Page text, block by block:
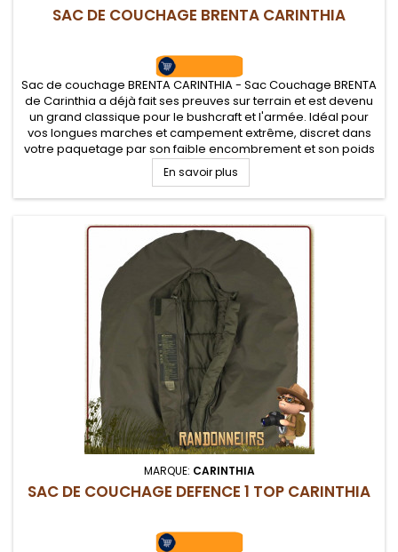
SAC DE COUCHAGE BRENTA CARINTHIA
Sac de couchage BRENTA CARINTHIA - Sac Couchage BRENTA
de Carinthia a déjà fait ses preuves sur terrain et est devenu
un grand classique pour le bushcraft et l'armée. Idéal pour
vos longues marches et campement extrême, discret dans
votre paquetage par son faible encombrement et son poids
plume. Température confort de -11°C
En savoir plus
MARQUE: CARINTHIA
SAC DE COUCHAGE DEFENCE 1 TOP CARINTHIA